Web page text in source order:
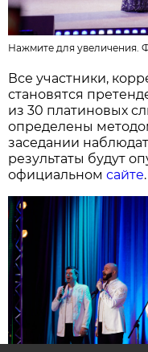
Нажмите для увеличения.
Все участники,
становятся
из 30 платиновых
определены
заседании
результаты будут
официальномсайте.